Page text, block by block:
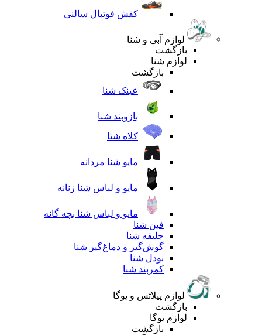
کفش فوتبال سالنی
لوازم آبی و شنا
بازگشت
لوازم شنا
بازگشت
عینک شنا
بازوبند شنا
کلاه شنا
مایو شنا مردانه
مایو و لباس شنا زنانه
مایو و لباس شنا بچه گانه
فین شنا
جلیقه شنا
گوش‌گیر و دماغ‌گیر شنا
نودل شنا
کمربند شنا
لوازم پیلاتس و یوگا
بازگشت
لوازم یوگا
بازگشت